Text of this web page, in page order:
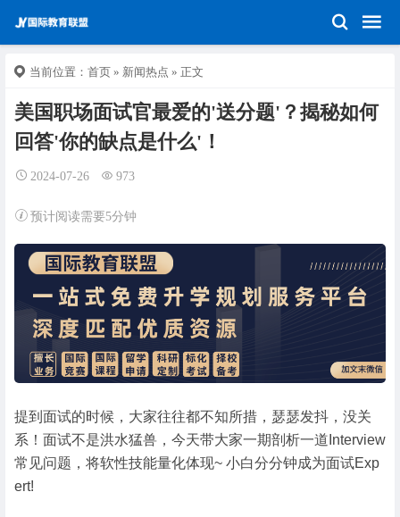
当前位置： 首页 » 新闻热点 » 正文
美国职场面试官最爱的'送分题'？揭秘如何
回答'你的缺点是什么'！
2024-07-26 973
预计阅读需要5分钟
提到面试的时候，大家往往都不知所措，瑟瑟发抖，没关
系！面试不是洪水猛兽，今天带大家一期剖析一道Interview
常见问题，将软性技能量化体现~ 小白分分钟成为面试Exp
ert!